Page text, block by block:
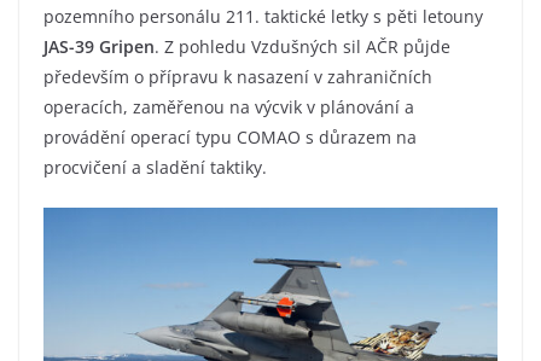
pozemního personálu 211. taktické letky s pěti letouny
JAS-39 Gripen. Z pohledu Vzdušných sil AČR půjde
především o přípravu k nasazení v zahraničních
operacích, zaměřenou na výcvik v plánování a
provádění operací typu COMAO s důrazem na
procvičení a sladění taktiky.